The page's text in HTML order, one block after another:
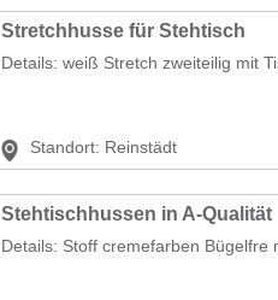
Stretchhusse für Stehtisch
Details: weiß Stretch zweiteilig mit
Standort: Reinstädt
Stehtischhussen in A-Qualität
Details: Stoff cremefarben Bügelfre